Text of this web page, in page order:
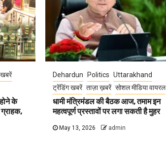
खबरें
के
Dehardun Politics Uttarakhand
ट्रेंडिंग खबरें ताज़ा ख़बरें सोशल मीडिया वायरल
धामी मंत्रिमंडल की बैठक आज, तमाम इन
महत्वपूर्ण प्रस्तावों पर लगा सकती है मुहर
May 13, 2026 admin